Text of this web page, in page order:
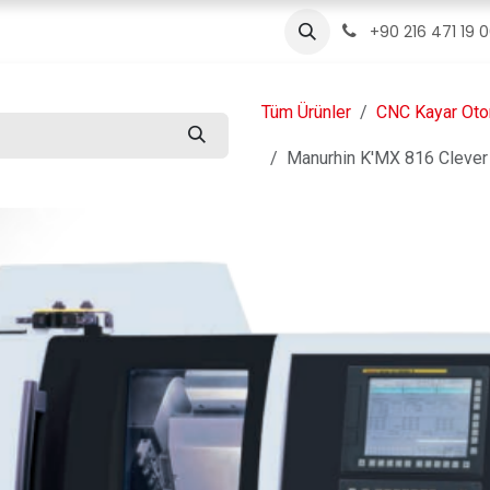
Blog +90 216 471 19
Tüm Ürünler CNC Kayar
Manurhin K'MX 816